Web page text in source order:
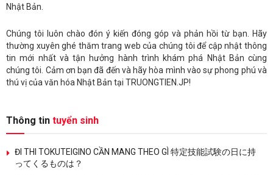
Nhật Bản.
Chúng tôi luôn chào đón ý kiến đóng góp và phản hồi từ bạn. Hãy
thường xuyên ghé thăm trang web của chúng tôi để cập nhật thông
tin mới nhất và tận hưởng hành trình khám phá Nhật Bản cùng
chúng tôi. Cảm ơn bạn đã đến và hãy hòa mình vào sự phong phú và
thú vị của văn hóa Nhật Bản tại TRUONGTIEN.JP!
Thông tin tuyển sinh
ĐI THI TOKUTEIGINO CẦN MANG THEO GÌ 特定技能試験の日に持
ってくるものは？